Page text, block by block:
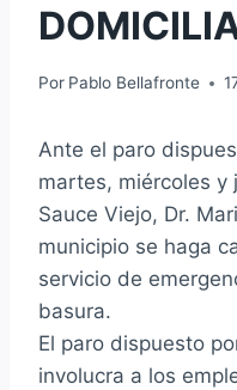
Por Pablo Bellafronte
Ante el paro
martes, miércoles y
Sauce Viejo, Dr.
municipio se haga
servicio de
basura.
El paro dispuesto
involucra a los